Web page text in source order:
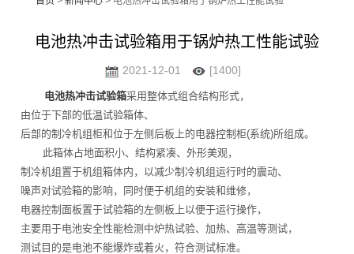
电池热冲击试验箱用于锅炉热工性能试验
2021-12-01 [1400]
电池热冲击试验箱采用整体式组合结构形式，
由位于下部的低温试验箱体、
后部的制冷机组柜和位于左侧后板上的电器控制柜(系统)所组成。
此箱体占地面积小、结构紧凑、外形美观，
制冷机组置于机组箱体内，以减少制冷机组运行时的震动、
噪声对试验箱的影响，同时便于机组的安装和维修，
电器控制面板置于试验箱的左侧板上以便于运行操作，
主要用于电池安全性能检测中炉热试验、加热、高温等测试，
测试目的是电池不能爆炸或着火，符合测试标准。